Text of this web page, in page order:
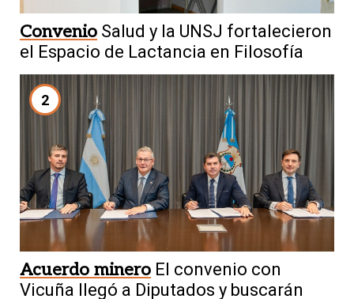
Convenio Salud y la UNSJ fortalecieron
el Espacio de Lactancia en Filosofía
2
Acuerdo minero El convenio con
Vicuña llegó a Diputados y buscarán